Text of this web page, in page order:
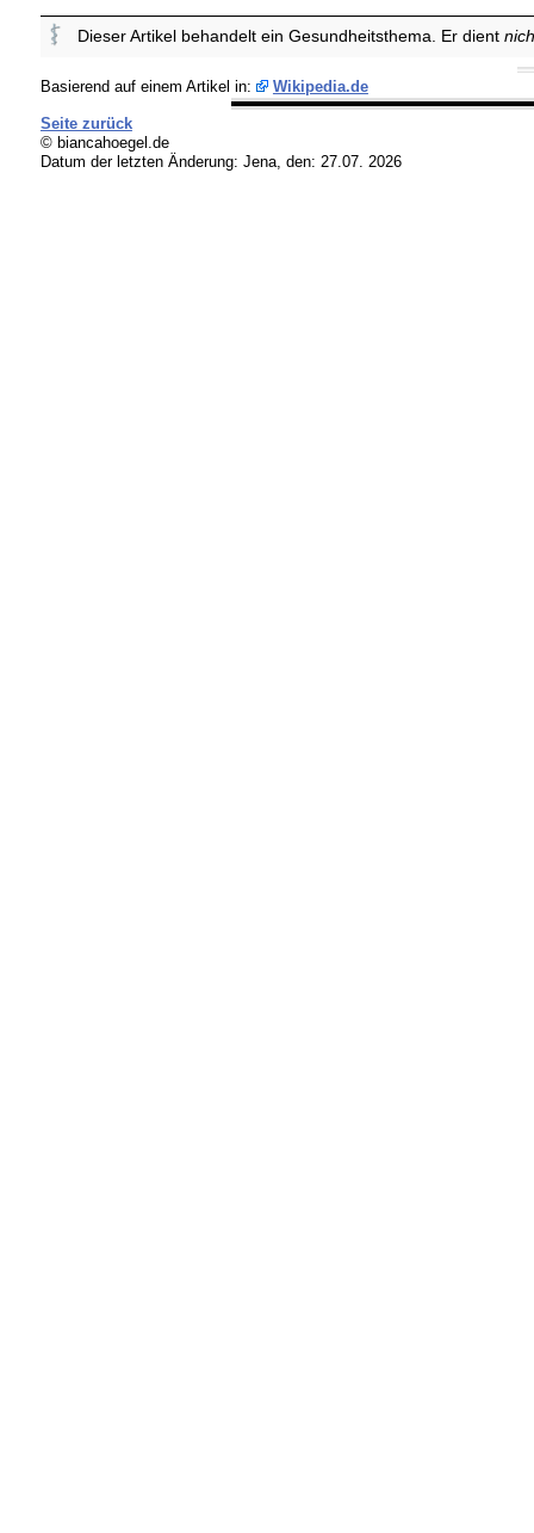
Dieser Artikel behandelt ein Gesundheitsthema. Er dient
Basierend auf einem Artikel in: Wikipedia.de
Seite zurück
© biancahoegel.de
Datum der letzten Änderung: Jena, den: 27.07. 2026